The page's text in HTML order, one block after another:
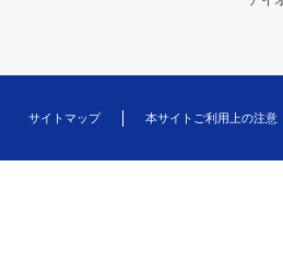
サイトマップ 本サイトご利用上の注意